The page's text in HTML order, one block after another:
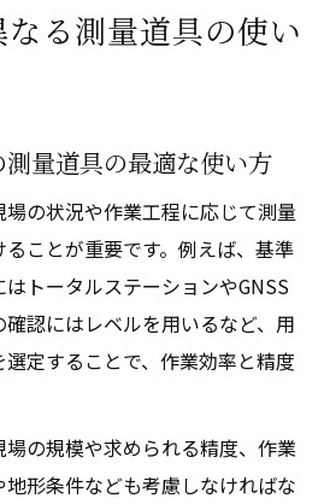
る測量道具の使い
量道具の最適な使い方
の状況や作業工程に応じて測量
ことが重要です。例えば、基準
トータルステーションやGNSS
認にはレベルを用いるなど、用
定することで、作業効率と精度
の規模や求められる精度、作業
形条件なども考慮しなければな